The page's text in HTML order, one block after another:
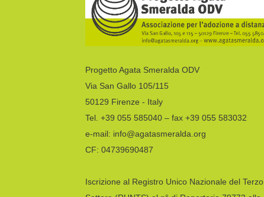
Progetto Agata Smeralda ODV
Via San Gallo 105/115
50129 Firenze - Italy
Tel. +39 055 585040 – fax +39 055 583032
e-mail: info@agatasmeralda.org
CF: 04739690487
Iscrizione al Registro Unico Nazionale del Terzo